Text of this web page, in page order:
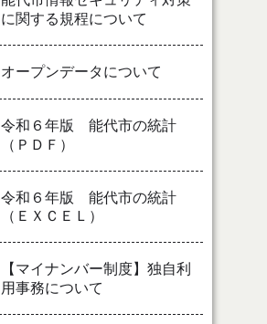
に関する規程について
オープンデータについて
令和６年版 能代市の統計
（ＰＤＦ）
令和６年版 能代市の統計
（ＥＸＣＥＬ）
【マイナンバー制度】独自利
用事務について